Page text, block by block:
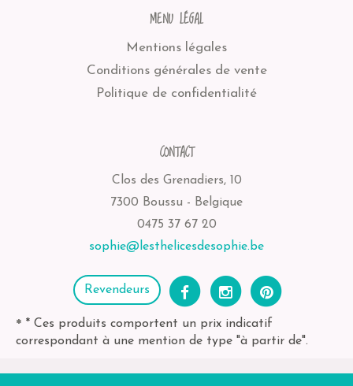
MENU LÉGAL
Mentions légales
Conditions générales de vente
Politique de confidentialité
CONTACT
Clos des Grenadiers, 10
7300 Boussu - Belgique
0475 37 67 20
sophie@lesthelicesdesophie.be
Revendeurs
* * Ces produits comportent un prix indicatif
correspondant à une mention de type "à partir de".